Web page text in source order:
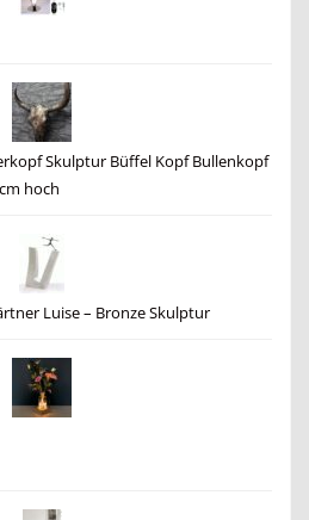
Skulptur Büffel Kopf Bullenkopf
hoch
Luise – Bronze Skulptur